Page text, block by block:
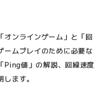
オンラインゲーム」と「回
ームプレイのために必要な
Ping値」の解説、回線速度
ます。